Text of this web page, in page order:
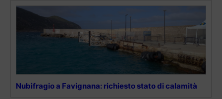
Nubifragio a Favignana: richiesto stato di calamità